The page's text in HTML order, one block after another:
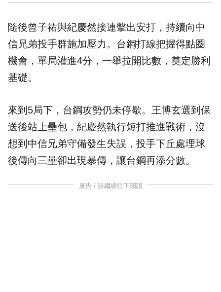
隨後曾子祐與紀慶然接連擊出安打，持續向中
信兄弟投手群施加壓力。台鋼打線把握得點圈
機會，單局灌進4分，一舉拉開比數，奠定勝利
基礎。
來到5局下，台鋼攻勢仍未停歇。王博玄選到保
送後站上壘包，紀慶然執行短打推進戰術，沒
想到中信兄弟守備發生失誤，投手下丘處理球
後傳向三壘卻出現暴傳，讓台鋼再添分數。
廣告 / 請繼續往下閱讀